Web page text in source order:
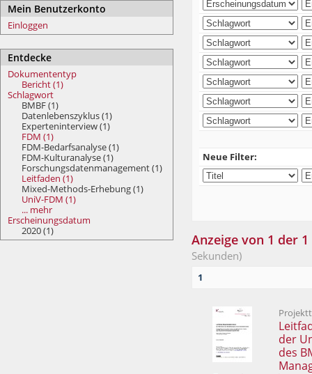
Neue Filter:
Anzeige von 1 der
Sekunden)
1
der
des
Mein Benutzerkonto
Einloggen
Entdecke
Dokumententyp
Bericht (1)
Schlagwort
BMBF (1)
Datenlebenszyklus (1)
Experteninterview (1)
FDM (1)
FDM-Bedarfsanalyse (1)
FDM-Kulturanalyse (1)
Forschungsdatenmanagement (1)
Leitfaden (1)
Mixed-Methods-Erhebung (1)
UniV-FDM (1)
... mehr
Erscheinungsdatum
2020 (1)